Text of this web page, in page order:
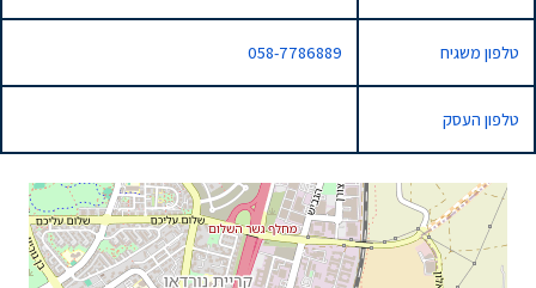
טלפון משגיח 058-7786889
טלפון העסק